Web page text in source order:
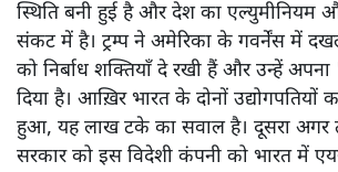
स्थिति बनी हुई है और देश का एल्युमीनियम
संकट में है। ट्रम्प ने अमेरिका के गवर्नेंस में
को निर्बाध शक्तियाँ दे रखी हैं और उन्हें अपना
दिया है। आख़िर भारत के दोनों उद्योगपतियों
हुआ, यह लाख टके का सवाल है। दूसरा अगर
सरकार को इस विदेशी कंपनी को भारत में